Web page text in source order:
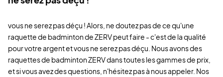
vous ne serez pas déçu ! Alors, ne doutez pas de ce qu'une
raquette de badminton de ZERV peut faire - c'est de la qualité
pour votre argent et vous ne serez pas déçu. Nous avons des
raquettes de badminton ZERV dans toutes les gammes de prix,
et si vous avez des questions, n'hésitez pas à nous appeler. Nos